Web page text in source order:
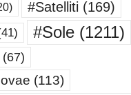
#Satelliti (169)
#Sole(1211)
(67)
(113)